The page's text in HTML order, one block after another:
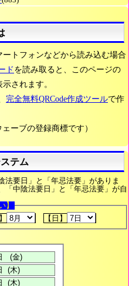
ートフォンなどから読み込む場合
ド を読み取ると、このページの
されます。
完全無料QRCode作成ツールで作
ーブの登録商標です）
テム
法要日」と「年忌法要」がありま
「中陰法要日」と「年忌法要」が自
】
【日】